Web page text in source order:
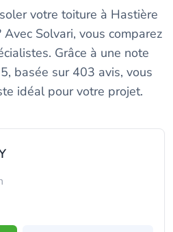
votre toiture à Hastière
Solvari, vous comparez
Grâce à une note
basée sur 403 avis, vous
idéal pour votre projet.